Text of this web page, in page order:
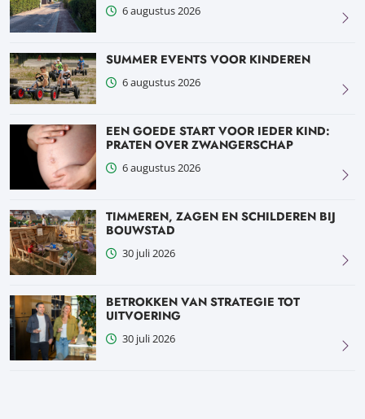
6 augustus 2026
SUMMER EVENTS VOOR KINDEREN
6 augustus 2026
EEN GOEDE START VOOR IEDER KIND:
PRATEN OVER ZWANGERSCHAP
6 augustus 2026
TIMMEREN, ZAGEN EN SCHILDEREN BIJ
BOUWSTAD
30 juli 2026
BETROKKEN VAN STRATEGIE TOT
UITVOERING
30 juli 2026